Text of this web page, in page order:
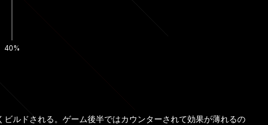
40%
ルドされる。ゲーム後半ではカウンターされて効果が薄れるの